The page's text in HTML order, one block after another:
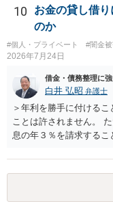
ます。
10
お金の貸し借
のか
#個人・プライベート #闇金
2026年7月24日
借金・債務整理に
白井 弘昭 弁護士
＞年利を勝手に付ける
ことは許されません。
息の年３％を請求する
りたお金は返さなけれ
です。 以上、ご参考ま